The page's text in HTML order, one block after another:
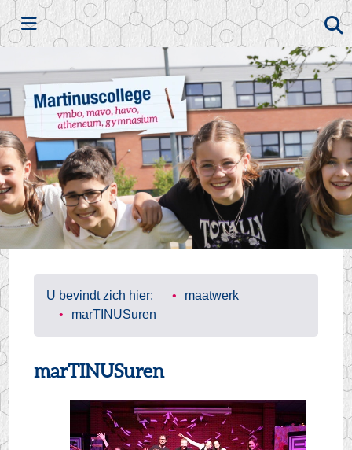
Zoeken
U bevindt zich hier:
maatwerk
marTINUSuren
marTINUSuren